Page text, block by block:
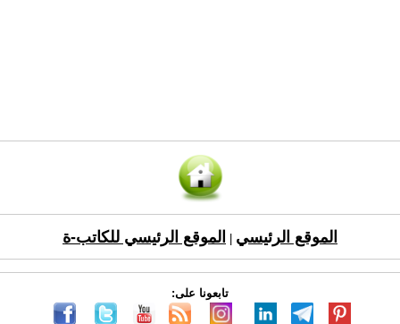
الموقع الرئيسي الموقع الرئيسي للكاتب-ة
تابعونا على: